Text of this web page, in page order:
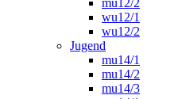
mu12/2
wu12/1
wu12/2
Jugend
mu14/1
mu14/2
mu14/3